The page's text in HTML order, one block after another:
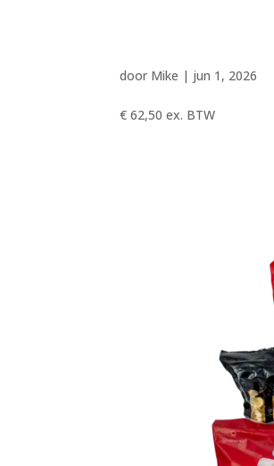
door Mike | jun 1, 2026
€ 62,50 ex. BTW